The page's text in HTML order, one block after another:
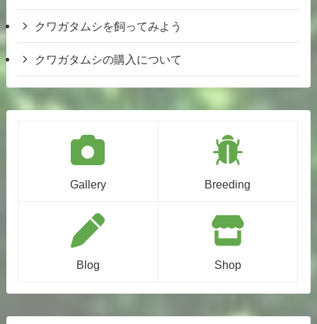
クワガタムシを飼ってみよう
クワガタムシの購入について
Gallery Breeding
Blog Shop